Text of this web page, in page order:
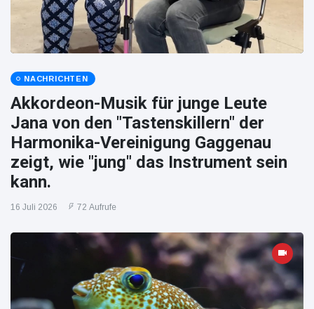
NACHRICHTEN
Akkordeon-Musik für junge Leute
Jana von den "Tastenskillern" der
Harmonika-Vereinigung Gaggenau
zeigt, wie "jung" das Instrument sein
kann.
16 Juli 2026 72 Aufrufe